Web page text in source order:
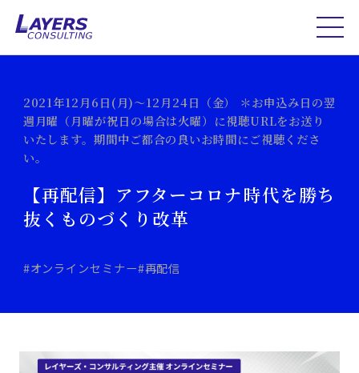
2021年12月6日(月)～12月24日（金） ＊お申込み日の翌
週月曜（月曜が祝日の場合は火曜）に視聴URLをお送り
いたします。期間中ご都合の良いお時間にご視聴くださ
い。
【再配信】アフターコロナ時代を勝ち
抜く​ものづくり改革
#オンラインセミナー#再配信